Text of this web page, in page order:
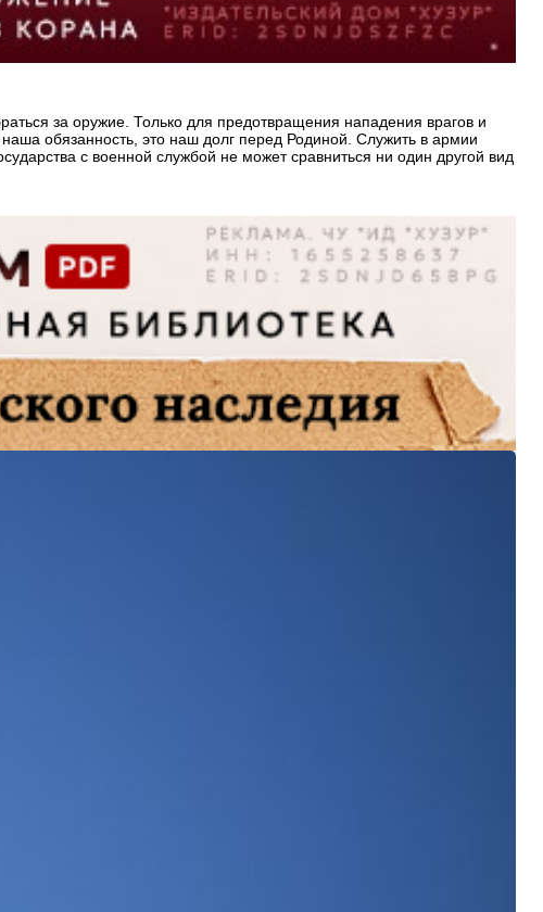
за оружие. Только для предотвращения нападения врагов и
обязанность, это наш долг перед Родиной. Служить в армии
с военной службой не может сравниться ни один другой вид